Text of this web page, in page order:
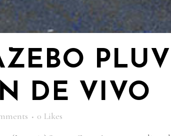
DE VIVO
0 Likes